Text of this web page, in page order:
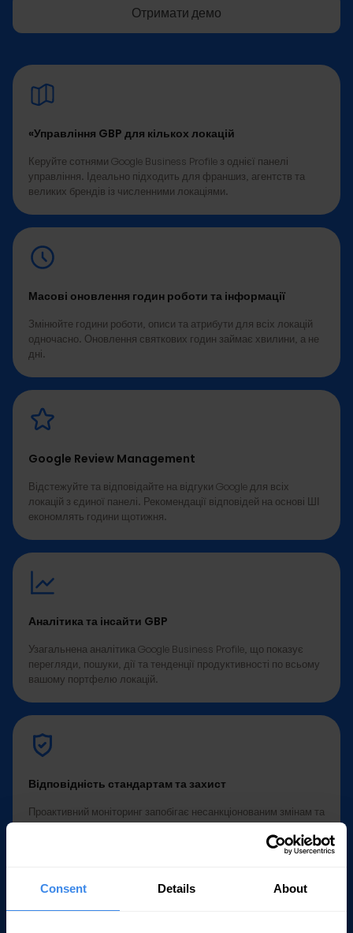
Consent Details About
Отримати демо
«Управління GBP для кількох локацій
Керуйте сотнями Google Business Profile з однієї панелі
управління. Ідеально підходить для франшиз, агентств та
великих брендів із численними локаціями.
Масові оновлення годин роботи та інформації
Змінюйте години роботи, описи та атрибути для всіх локацій
одночасно. Оновлення святкових годин займає хвилини, а не
дні.
Google Review Management
Відстежуйте та відповідайте на відгуки Google для всіх
локацій з єдиної панелі. Рекомендації відповідей на основі ШІ
економлять години щотижня.
Аналітика та інсайти GBP
Узагальнена аналітика Google Business Profile, що показує
перегляди, пошуки, дії та тенденції продуктивності по всьому
вашому портфелю локацій.
Відповідність стандартам та захист
Проактивний моніторинг запобігає несанкціонованим змінам та
блокуванню облікових записів. Отримуйте сповіщення, коли
інформація вашого Google Business Profile потребує уваги.